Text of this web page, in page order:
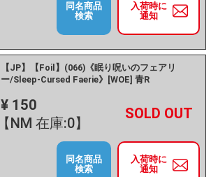
入荷時に
通知
同名商品
検索
【JP】【Foil】(066)《眠り呪いのフェアリ
ー/Sleep-Cursed Faerie》[WOE] 青R
¥ 150
【NM 在庫:0】
－ +
入荷時に
通知
同名商品
検索